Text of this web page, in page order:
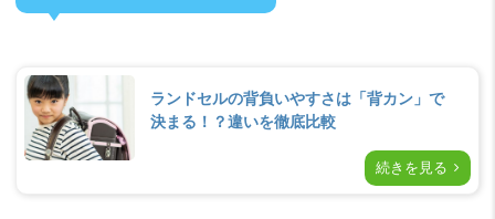
ランドセルの背負いやすさは「背カン」で
決まる！？違いを徹底比較
続きを見る